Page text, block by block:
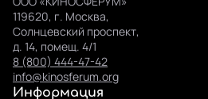
119620, г. Москва,
Солнцевский проспект,
д. 14, помещ. 4/1
8 (800) 444-47-42
info@kinosferum.org
Информация